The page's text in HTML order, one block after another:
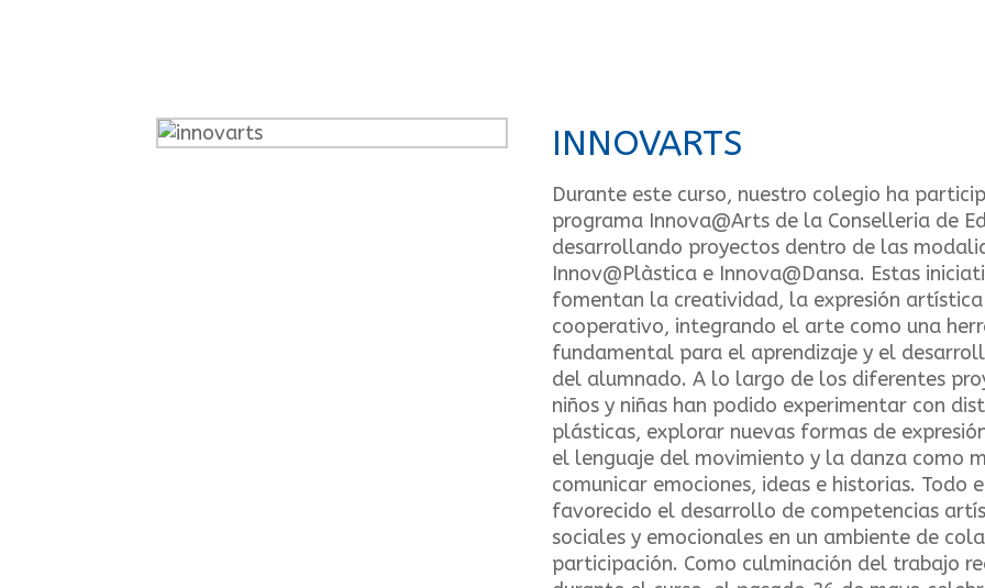
INNOVARTS
Durante este curso, nuestro colegio ha
programa Innova@Arts de la Conselleria de
desarrollando proyectos dentro de las
Innov@Plàstica e Innova@Dansa. Estas
fomentan la creatividad, la expresión
cooperativo, integrando el arte como una
fundamental para el aprendizaje y el
del alumnado. A lo largo de los diferentes
niños y niñas han podido experimentar con
plásticas, explorar nuevas formas de
el lenguaje del movimiento y la danza como
comunicar emociones, ideas e historias. Todo
favorecido el desarrollo de competencias
sociales y emocionales en un ambiente de
participación. Como culminación del trabajo